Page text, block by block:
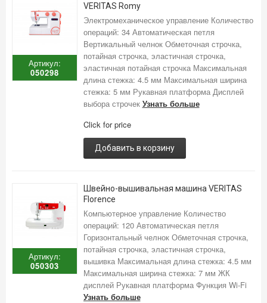
Артикул:
050298
VERITAS Romy
Электромеханическое управление Количество
операций: 34 Автоматическая петля
Вертикальный челнок Обметочная строчка,
потайная строчка, эластичная строчка,
эластичная потайная строчка Максимальная
длина стежка: 4.5 мм Максимальная ширина
стежка: 5 мм Рукавная платформа Дисплей
выбора строчек Узнать больше
Click for price
Добавить в корзину
Артикул:
050303
Швейно-вышивальная машина VERITAS
Florence
Компьютерное управление Количество
операций: 120 Автоматическая петля
Горизонтальный челнок Обметочная строчка,
потайная строчка, эластичная строчка,
вышивка Максимальная длина стежка: 4.5 мм
Максимальная ширина стежка: 7 мм ЖК
дисплей Рукавная платформа Функция Wi-Fi
Узнать больше